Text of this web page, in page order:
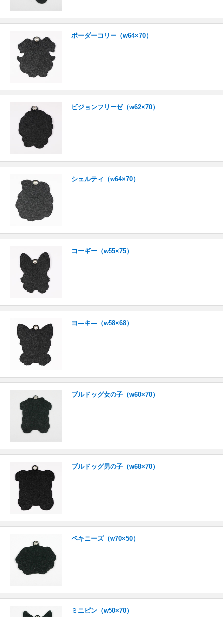
ボーダーコリー（w64×70）
ビジョンフリーゼ（w62×70）
シェルティ（w64×70）
コーギー（w55×75）
ヨ―キ―（w58×68）
ブルドッグ女の子（w60×70）
ブルドッグ男の子（w68×70）
ペキニーズ（w70×50）
ミニピン（w50×70）